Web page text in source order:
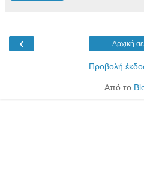
‹ Αρχική
Προβολή
Από το